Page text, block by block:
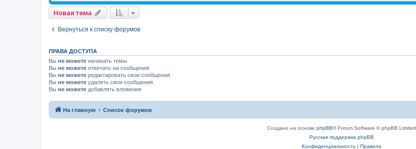
Новая тема
Вернуться к списку форумов
ПРАВА ДОСТУПА
Вы не можете начинать темы
Вы не можете отвечать на сообщения
Вы не можете редактировать свои сообщения
Вы не можете удалять свои сообщения
Вы не можете добавлять вложения
На главную Список форумов
Создано на основе phpBB® Forum Software © phpBB Limited
Русская поддержка phpBB
Конфиденциальность| Правила